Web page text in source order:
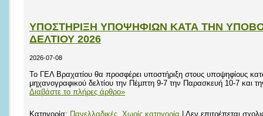
ΥΠΟΣΤΗΡΙΞΗ ΥΠΟΨΗΦΙΩΝ ΚΑΤΑ ΤΗΝ
ΔΕΛΤΙΟΥ 2026
2026-07-08
Το ΓΕΛ Βραχατίου θα προσφέρει υποστήριξη στους υποψηφίους
μηχανογραφικού δελτίου την Πέμπτη 9-7 την Παρασκευή 10-7 και
Διαβάστε το πλήρες άρθρο»
Κατηγορία: Πανελλαδικές, Χωρίς κατηγορία Δεν επιτρέπεται